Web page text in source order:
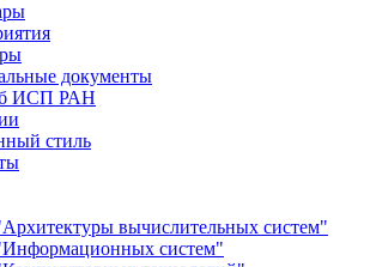
документы
ИСП РАН
стиль
вычислительных систем"
систем"